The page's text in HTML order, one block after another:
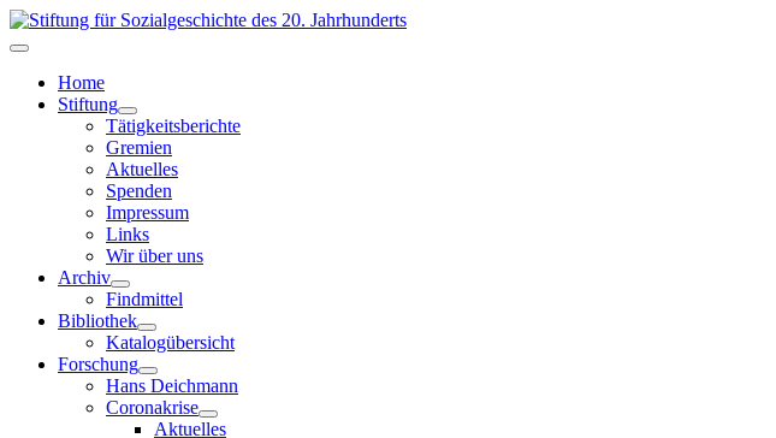
Home
Stiftung
Tätigkeitsberichte
Gremien
Aktuelles
Spenden
Impressum
Links
Wir über uns
Archiv
Findmittel
Bibliothek
Katalogübersicht
Forschung
Hans Deichmann
Coronakrise
Aktuelles